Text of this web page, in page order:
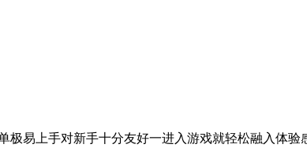
易上手对新手十分友好一进入游戏就轻松融入体验